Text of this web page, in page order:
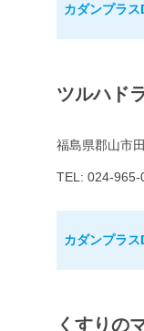
カダンプラ
ツルハド
福島県郡山市
TEL: 024-965-
カダンプラ
くすりの